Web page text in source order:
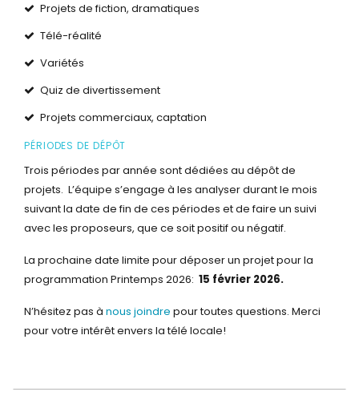
Projets de fiction, dramatiques
Télé-réalité
Variétés
Quiz de divertissement
Projets commerciaux, captation
PÉRIODES DE DÉPÔT
Trois périodes par année sont dédiées au dépôt de
projets. L’équipe s’engage à les analyser durant le mois
suivant la date de fin de ces périodes et de faire un suivi
avec les proposeurs, que ce soit positif ou négatif.
La prochaine date limite pour déposer un projet pour la
programmation Printemps 2026: 15 février 2026.
N’hésitez pas à nous joindre pour toutes questions. Merci
pour votre intérêt envers la télé locale!